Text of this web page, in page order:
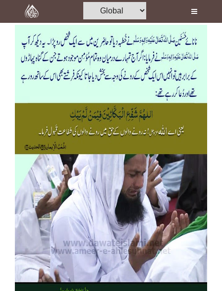
Home
Books
Media
Donation
Blog
Magazine
Departments
Our Websites
More